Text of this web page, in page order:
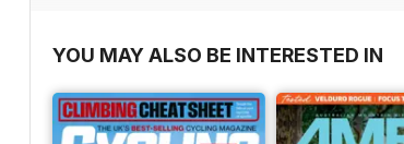
YOU MAY ALSO BE INTERESTED IN